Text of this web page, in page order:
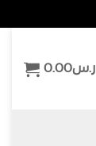
ر.س0.00